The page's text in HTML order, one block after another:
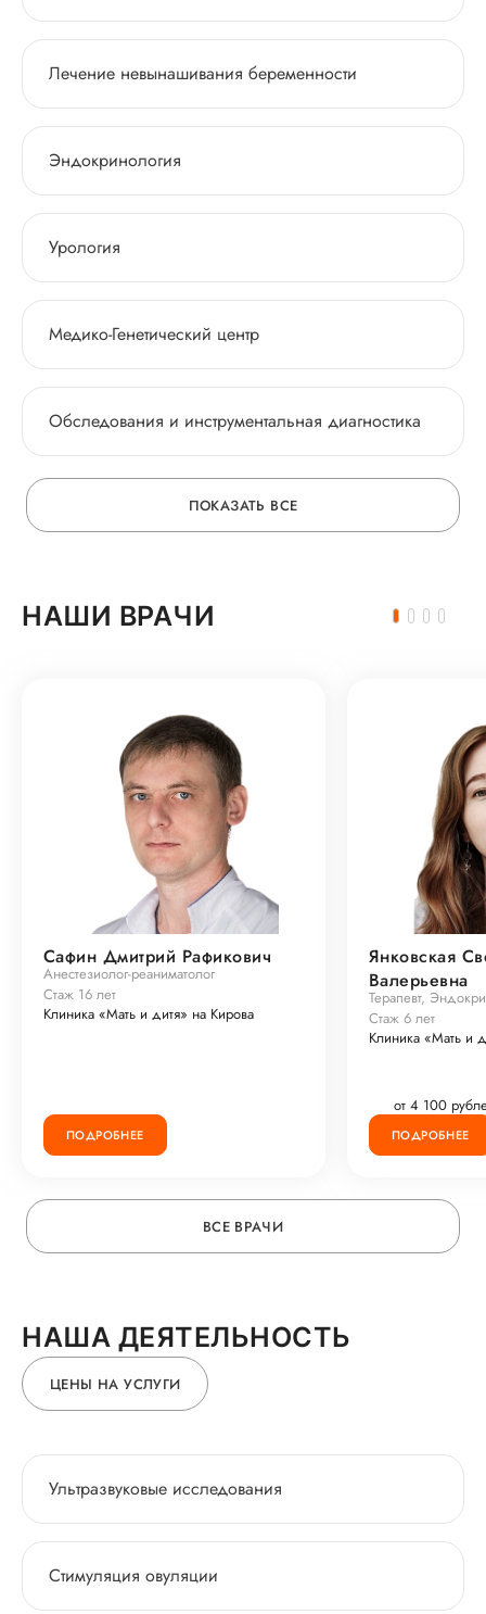
Лечение невынашивания беременности
Эндокринология
Урология
Медико-Генетический центр
Обследования и инструментальная диагностика
ПОКАЗАТЬ ВСЕ
НАШИ ВРАЧИ
Сафин Дмитрий Рафикович
Анестезиолог-реаниматолог
Стаж 16 лет
Клиника «Мать и дитя» на Кирова
ПОДРОБНЕЕ
Янковская
Валерьевна
Терапевт,
Стаж 6 лет
Клиника «Мать и
от 4 100
ПОДРОБНЕЕ
ВСЕ ВРАЧИ
НАША ДЕЯТЕЛЬНОСТЬ
ЦЕНЫ НА УСЛУГИ
Ультразвуковые исследования
Стимуляция овуляции